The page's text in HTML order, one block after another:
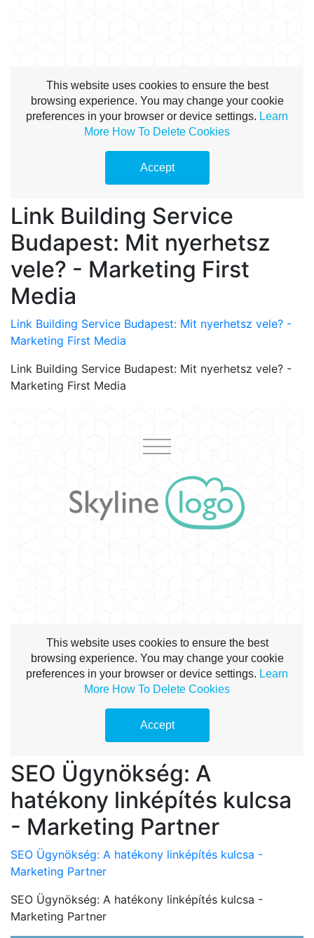
Link Building Service
Budapest: Mit nyerhetsz
vele? - Marketing First
Media
Link Building Service Budapest: Mit nyerhetsz vele? -
Marketing First Media
Link Building Service Budapest: Mit nyerhetsz vele? -
Marketing First Media
SEO Ügynökség: A
hatékony linképítés kulcsa
- Marketing Partner
SEO Ügynökség: A hatékony linképítés kulcsa -
Marketing Partner
SEO Ügynökség: A hatékony linképítés kulcsa -
Marketing Partner